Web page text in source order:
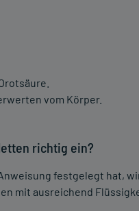
vom Körper.
richtig ein?
festgelegt hat,
mit ausreichend